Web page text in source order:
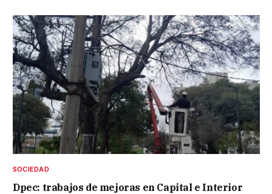
SOCIEDAD
Dpec: trabajos de mejoras en Capital e Interior